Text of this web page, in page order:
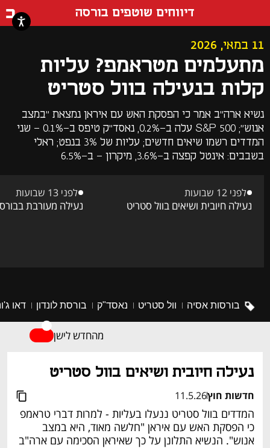
דיווחים שוטפים בורסה
מתעלמים מטראמפ? עליות
קלות בנעילה בוול סטריט
נשיא ארה"ב אמר כי הפסקת האש עם איראן נמצאת "במצב
אנוש"; S&P 500 עלה ב-0.2%, נאסד"ק טיפס ב-0.1% - שני
המדדים רשמו שיאים חדשים; עליות של 3% בנפט; ראלי
בשבבים: אינטל קפצה ב-3.6%, מיקרון - ב-6.5%
11 במאי, 2026
לפני 12 שבועות
נעילה חיובית ושיאים בוול סטריט
לפני 13 שבועות
נעילה מעורבת
בורסות אסיה וול סטריט נאסד"ק בורסת לונדון דאו
מהחדש לישן
נעילה חיובית ושיאים בוול סטריט
חדשות חוץ11.5.26
המדדים בוול סטריט ננעלו בעליות - למרות דברי טראמפ
כי הפסקת האש עם איראן "חלשה מאוד, היא במצב
אנוש". הנשיא התלונן על כך שאיראן הסכימה עם ארה"ב